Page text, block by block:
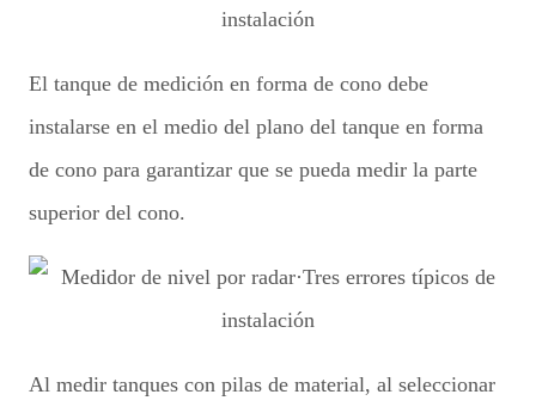
El tanque de medición en forma de cono debe
instalarse en el medio del plano del tanque en forma
de cono para garantizar que se pueda medir la parte
superior del cono.
Al medir tanques con pilas de material, al seleccionar